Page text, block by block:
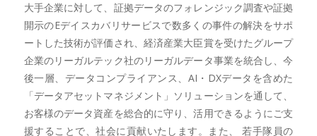
大手企業に対して、証拠データのフォレンジック調査や証拠
開示のEデイスカバリサービスで数多くの事件の解決をサポ
ートした技術が評価され、経済産業大臣賞を受けたグループ
企業のリーガルテック社のリーガルデータ事業を統合し、今
後一層、データコンプライアンス、AI・DXデータを含めた
「データアセットマネジメント」ソリューションを通して、
お客様のデータ資産を総合的に守り、活用できるようにご支
援することで、社会に貢献いたします。また、 若手隊員の